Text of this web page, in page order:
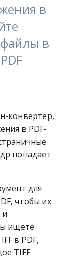
в
в
конвертер,
в PDF-
попадает
для
чтобы их
и
ищете
в PDF,
TIFF